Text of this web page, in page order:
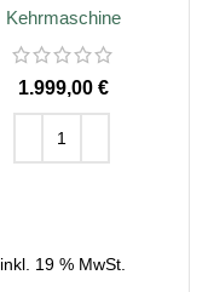
Kehrmaschine
€
inkl. 19 % MwSt.